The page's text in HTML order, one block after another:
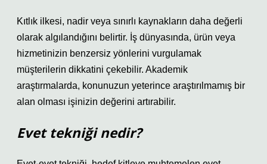
Kıtlık ilkesi, nadir veya sınırlı kaynakların daha değerli
olarak algılandığını belirtir. İş dünyasında, ürün veya
hizmetinizin benzersiz yönlerini vurgulamak
müşterilerin dikkatini çekebilir. Akademik
araştırmalarda, konunuzun yeterince araştırılmamış bir
alan olması işinizin değerini artırabilir.
Evet tekniği nedir?